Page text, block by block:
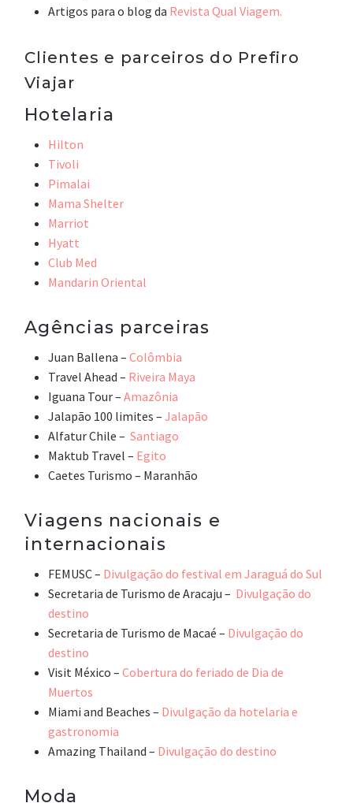
Artigos para o blog da Revista Qual Viagem.
Clientes e parceiros do Prefiro
Viajar
Hotelaria
Hilton
Tivoli
Pimalai
Mama Shelter
Marriot
Hyatt
Club Med
Mandarin Oriental
Agências parceiras
Juan Ballena –Colômbia
Travel Ahead – Riveira Maya
Iguana Tour –Amazônia
Jalapão 100 limites –Jalapão
Alfatur Chile –Santiago
Maktub Travel – Egito
Caetes Turismo – Maranhão
Viagens nacionais e
internacionais
FEMUSC – Divulgação do festival em Jaraguá do Sul
Secretaria de Turismo de Aracaju – Divulgação do
destino
Secretaria de Turismo de Macaé – Divulgação do
destino
Visit México –Cobertura do feriado de Dia de
Muertos
Miami and Beaches – Divulgação da hotelaria e
gastronomia
Amazing Thailand – Divulgação do destino
Moda